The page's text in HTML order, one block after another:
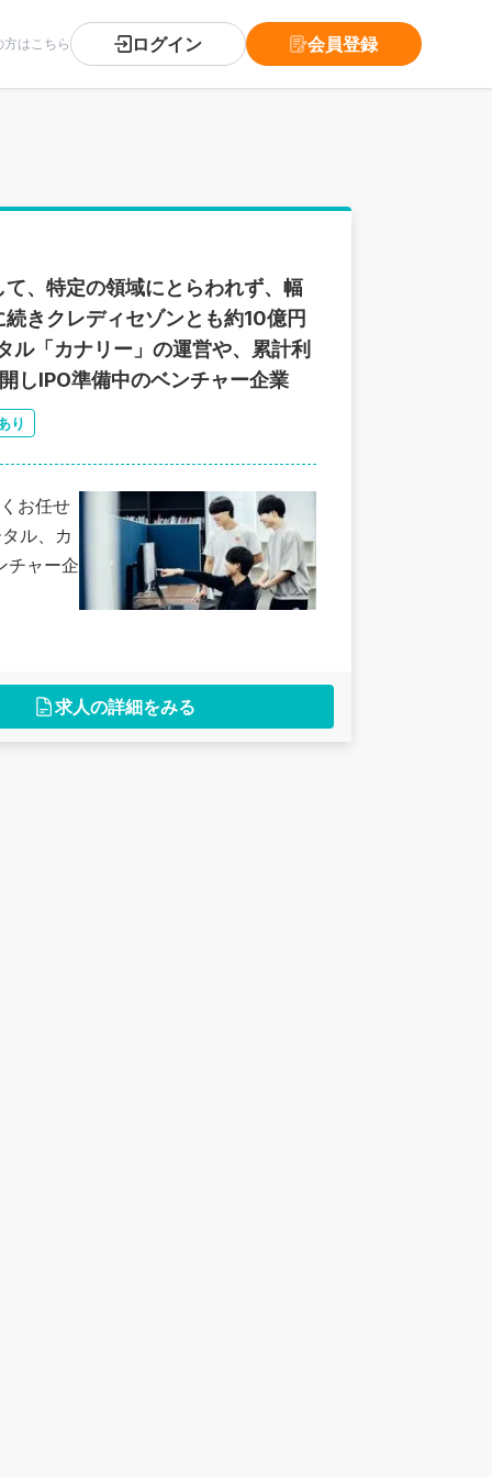
はこちら ログイン 会員登録
、特定の領域にとらわれず、幅
きクレディセゾンとも約10億円
「カナリー」の運営や、累計利
しIPO準備中のベンチャー企業
り
お任せ
ル、カ
チャー企
求人の詳細をみる